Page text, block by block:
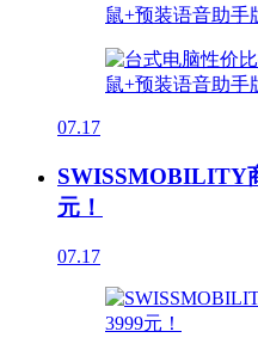
07.17
SWISSMOBILITY
元！
07.17